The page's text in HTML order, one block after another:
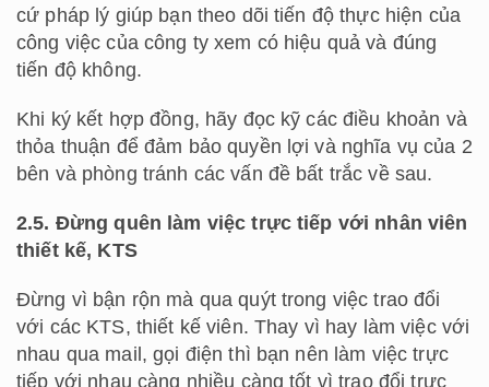
cứ pháp lý giúp bạn theo dõi tiến độ thực hiện của
công việc của công ty xem có hiệu quả và đúng
tiến độ không.
Khi ký kết hợp đồng, hãy đọc kỹ các điều khoản và
thỏa thuận để đảm bảo quyền lợi và nghĩa vụ của 2
bên và phòng tránh các vấn đề bất trắc về sau.
2.5. Đừng quên làm việc trực tiếp với nhân viên
thiết kế, KTS
Đừng vì bận rộn mà qua quýt trong việc trao đổi
với các KTS, thiết kế viên. Thay vì hay làm việc với
nhau qua mail, gọi điện thì bạn nên làm việc trực
tiếp với nhau càng nhiều càng tốt vì trao đổi trực